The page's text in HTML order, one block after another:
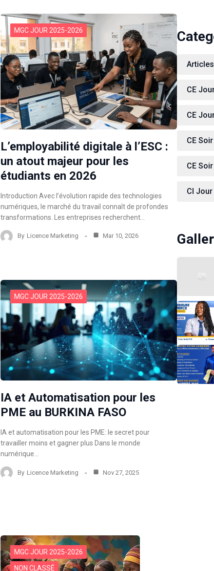
MGC JOUR 2025-2026
L’employabilité digitale à l’ESC :
un atout majeur pour les
étudiants en 2026
Introduction Avec l’évolution rapide des technologies
numériques, le marché du travail connaît de profondes
transformations. Les entreprises recherchent…
By Licence Marketing Mar 10, 2026
MGC JOUR 2025-2026
IA et Automatisation pour les
PME au BURKINA FASO
IA et automatisation pour les PME: le secret pour
travailler moins et gagner plus Dans le monde
numérique…
By Licence Marketing Nov 27, 2025
MGC JOUR 2025-2026
NON CLASSÉ
CE
CE
CE
CE
CI